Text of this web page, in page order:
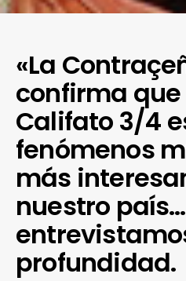
«La
confirma que
Califato 3/4
fenómenos
más
nuestro
profundidad.